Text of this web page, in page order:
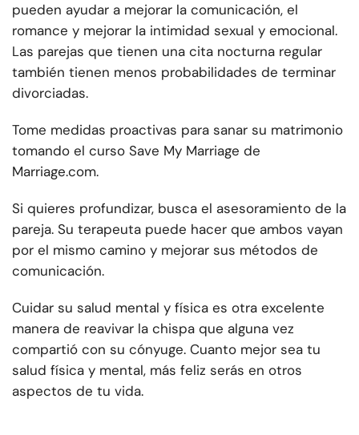
pueden ayudar a mejorar la comunicación, el
romance y mejorar la intimidad sexual y emocional.
Las parejas que tienen una cita nocturna regular
también tienen menos probabilidades de terminar
divorciadas.
Tome medidas proactivas para sanar su matrimonio
tomando el curso Save My Marriage de
Marriage.com.
Si quieres profundizar, busca el asesoramiento de la
pareja. Su terapeuta puede hacer que ambos vayan
por el mismo camino y mejorar sus métodos de
comunicación.
Cuidar su salud mental y física es otra excelente
manera de reavivar la chispa que alguna vez
compartió con su cónyuge. Cuanto mejor sea tu
salud física y mental, más feliz serás en otros
aspectos de tu vida.